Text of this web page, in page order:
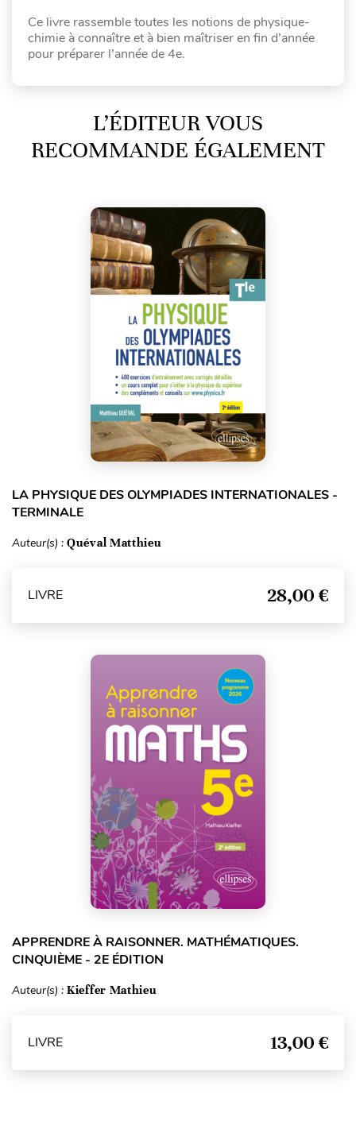
Ce livre rassemble toutes les notions de physique-
chimie à connaître et à bien maîtriser en fin d’année
pour préparer l’année de 4e.
L’ÉDITEUR VOUS
RECOMMANDE ÉGALEMENT
LA PHYSIQUE DES OLYMPIADES INTERNATIONALES -
TERMINALE
Auteur(s) : Quéval Matthieu
LIVRE 28,00 €
APPRENDRE À RAISONNER. MATHÉMATIQUES.
CINQUIÈME - 2E ÉDITION
Auteur(s) : Kieffer Mathieu
LIVRE 13,00 €